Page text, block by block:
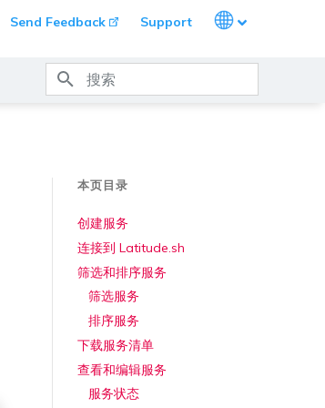
Send Feedback Support Languages
本页目录
创建服务
连接到 Latitude.sh
筛选和排序服务
筛选服务
排序服务
下载服务清单
查看和编辑服务
服务状态